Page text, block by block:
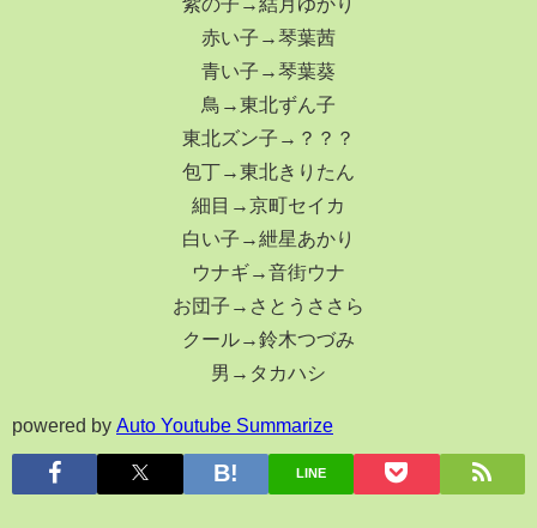
赤い子→琴葉茜
青い子→琴葉葵
鳥→東北ずん子
東北ズン子→？？？
包丁→東北きりたん
細目→京町セイカ
白い子→紲星あかり
ウナギ→音街ウナ
お団子→さとうささら
クール→鈴木つづみ
男→タカハシ
powered by Auto Youtube Summarize
LINE